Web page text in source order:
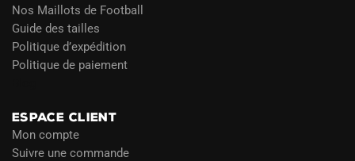
Nos Maillots de Football
Guide des tailles
Politique d’expédition
Politique de paiement
ESPACE CLIENT
Mon compte
Suivre une commande